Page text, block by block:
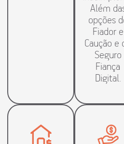
Além
opções
Fiador e
Caução e
Seguro
Fiança
Digital.